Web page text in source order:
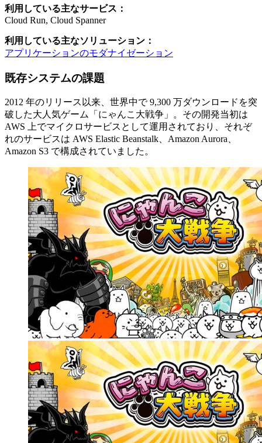
利用している主なサービス：
Cloud Run, Cloud Spanner
利用している主なソリューション：
アプリケーションのモダナイゼーション
既存システムの課題
2012 年のリリース以来、世界中で 9,300 万ダウンロードを突
破した大人気ゲーム「にゃんこ大戦争」。その開発当初は
AWS 上でマイクロサービスとして運用されており、それぞ
れのサービスは AWS Elastic Beanstalk、Amazon Aurora、
Amazon S3 で構成されていました。